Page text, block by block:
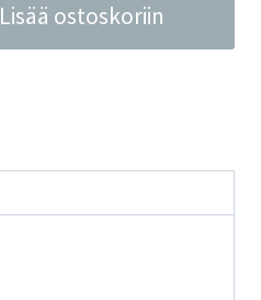
Lisää ostoskoriin